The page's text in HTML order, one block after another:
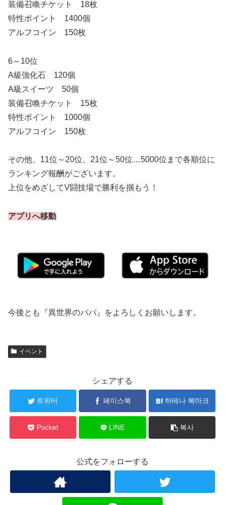
装備召喚チケット 18枚
特性ポイント 1400個
アルフコイン 150枚
6～10位
A級強化石 120個
A級スイーツ 50個
装備召喚チケット 15枚
特性ポイント 1000個
アルフコイン 150枚
その他、11位～20位、21位～50位…5000位まで各順位に
ランキング報酬がございます。
上位をめざしてV闘技場で勝利を掴もう！
アプリへ移動
今後とも『異世界のパパ』をよろしくお願いします。
イベント
シェアする
트위터 페이스북 하테나 북마크
Pocket LINE 복사
公式をフォローする